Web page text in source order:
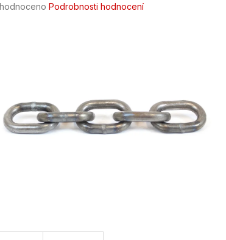
Podrobnosti hodnocení